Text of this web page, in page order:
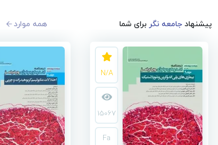
پیشنهادجامعه نگربرای شما همه موارد
N/A
15067
Fa